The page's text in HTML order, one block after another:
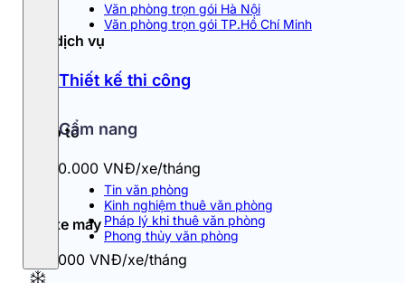
Văn phòng trọn gói Hà Nội
Văn phòng trọn gói TP.Hồ Chí Minh
Thiết kế thi công
Cẩm nang
Tin văn phòng
Kinh nghiệm thuê văn phòng
Pháp lý khi thuê văn phòng
Phong thủy văn phòng
Phí dịch vụ
Đỗ ô tô
1.200.000 VNĐ/xe/tháng
Đỗ xe máy
120.000 VNĐ/xe/tháng